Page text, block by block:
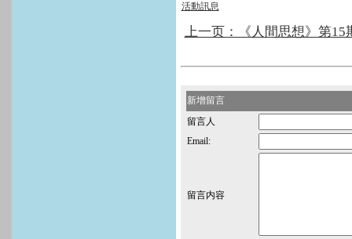
活動訊息
上一页：《人間思想》第15
新增留言
留言人
Email:
留言内容